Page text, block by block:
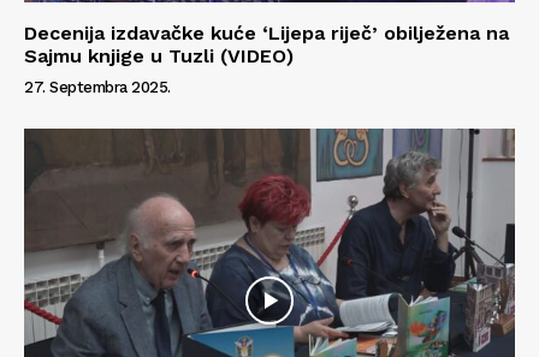
Decenija izdavačke kuće ‘Lijepa riječ’ obilježena na
Sajmu knjige u Tuzli (VIDEO)
27. Septembra 2025.